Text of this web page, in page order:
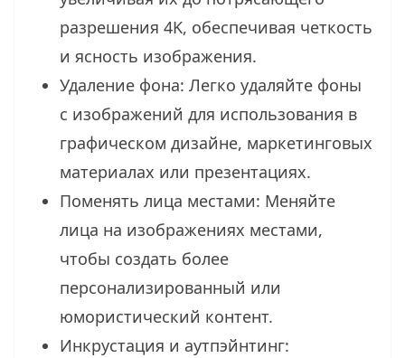
разрешения 4K, обеспечивая четкость
и ясность изображения.
Удаление фона: Легко удаляйте фоны
с изображений для использования в
графическом дизайне, маркетинговых
материалах или презентациях.
Поменять лица местами: Меняйте
лица на изображениях местами,
чтобы создать более
персонализированный или
юмористический контент.
Инкрустация и аутпэйнтинг: